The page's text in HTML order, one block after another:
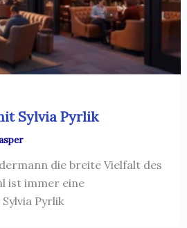
Sylvia Pyrlik
die breite Vielfalt des
ist immer eine
Pyrlik